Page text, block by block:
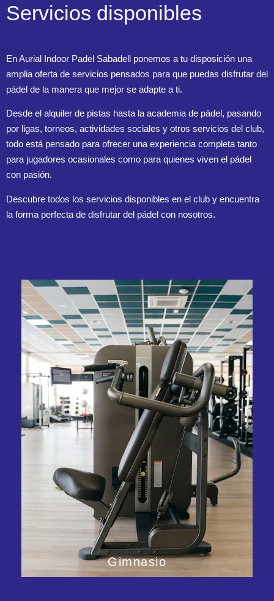
Servicios disponibles
En Aurial Indoor Padel Sabadell ponemos a tu disposición una
amplia oferta de servicios pensados para que puedas disfrutar del
pádel de la manera que mejor se adapte a ti.
Desde el alquiler de pistas hasta la academia de pádel, pasando
por ligas, torneos, actividades sociales y otros servicios del club,
todo está pensado para ofrecer una experiencia completa tanto
para jugadores ocasionales como para quienes viven el pádel
con pasión.
Descubre todos los servicios disponibles en el club y encuentra
la forma perfecta de disfrutar del pádel con nosotros.
Gimnasio